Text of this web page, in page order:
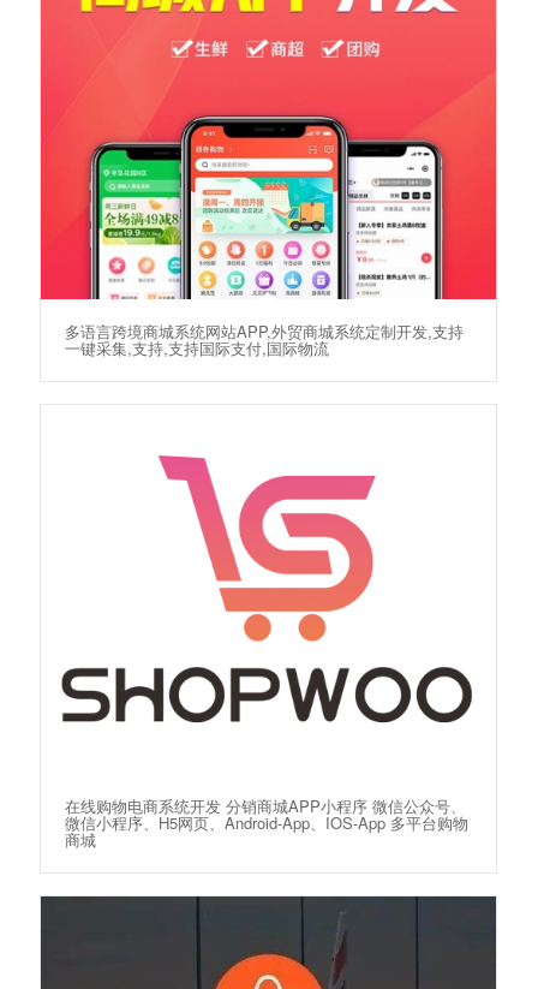
多语言跨境商城系统网站APP,外贸商城系统定制开发,支持
一键采集,支持,支持国际支付,国际物流
在线购物电商系统开发 分销商城APP小程序 微信公众号、
微信小程序、H5网页、Android-App、IOS-App 多平台购物
商城